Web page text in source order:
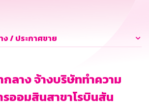
/ ประกาศขาย
กลาง จ้างบริษัททำความ
รออมสินสาขาโรบินสัน